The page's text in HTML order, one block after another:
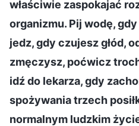
właściwie zaspokajać
organizmu. Pij wodę,
jedz, gdy czujesz głód,
zmęczysz, poćwicz
idź do lekarza, gdy
spożywania trzech
normalnym ludzkim